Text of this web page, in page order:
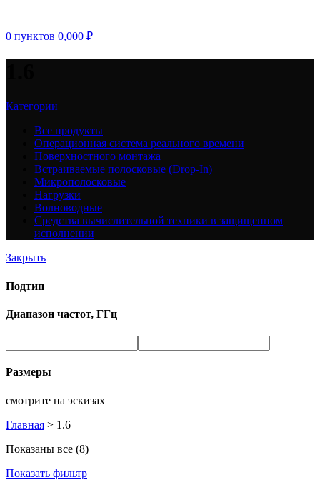
0 пунктов 0,000 ₽
Категории
Все продукты
Операционная система реального времени
Поверхностного монтажа
Встраиваемые полосковые (Drop-In)
Микрополосковые
Нагрузки
Волноводные
Средства вычислительной техники в защищенном
исполнении
Закрыть
Подтип
Диапазон частот, ГГц
Размеры
смотрите на эскизах
Главная > 1.6
Показаны все (8)
Показать фильтр